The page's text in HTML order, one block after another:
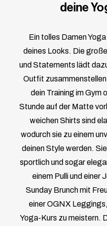
deine
Ein tolles Damen
deines Looks. Die
und Statements lädt
Outfit
dein Training im Gym
Stunde auf der Matte
weichen Shirts sind
wodurch sie zu einem
deinen Style werden.
sportlich und sogar
einem Pulli und einer
Sunday Brunch mit
einer OGNX
Yoga-Kurs zu meistern.